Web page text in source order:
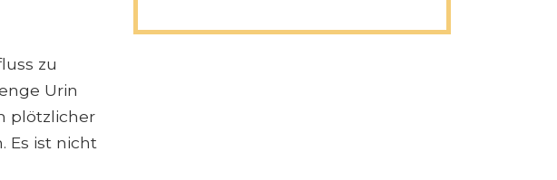
zu
Urin
plötzlicher
Es ist nicht